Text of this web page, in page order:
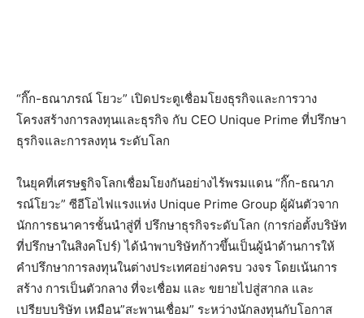
“กิ๊ก-ธณาภรณ์ โยวะ” เปิดประตูเชื่อมโยงธุรกิจและการวาง
โครงสร้างการลงทุนและธุรกิจ กับ CEO Unique Prime ที่ปรึกษา
ธุรกิจและการลงทุน ระดับโลก
ในยุคที่เศรษฐกิจโลกเชื่อมโยงกันอย่างไร้พรมแดน “กิ๊ก-ธณาภ
รณ์โยวะ” ซีอีโอไฟแรงแห่ง Unique Prime Group ผู้ผันตัวจาก
นักการธนาคารชั้นนำสู่ที่ ปรึกษาธุรกิจระดับโลก (การก่อตั้งบริษัท
ที่ปรึกษาในสิงคโปร์) ได้นำพาบริษัทก้าวขึ้นเป็นผู้นำด้านการให้
คำปรึกษาการลงทุนในต่างประเทศอย่างครบ วงจร โดยเน้นการ
สร้าง การเป็นตัวกลาง ที่จะเชื่อม และ ขยายไปสู่สากล และ
เปรียบบริษัท เหมือน”สะพานเชื่อม” ระหว่างนักลงทุนกับโอกาส